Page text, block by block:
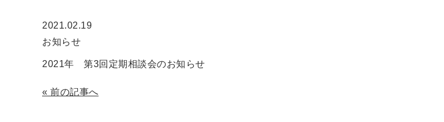
2021.02.19
お知らせ
2021年 第3回定期相談会のお知らせ
« 前の記事へ